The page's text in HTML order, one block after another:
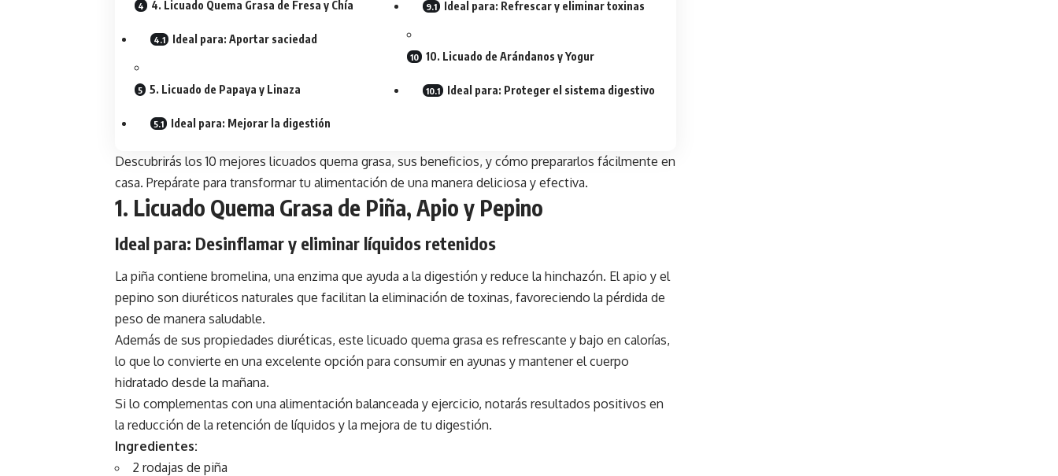
4. Licuado Quema Grasa de Fresa y Chía
Ideal para: Aportar saciedad
5. Licuado de Papaya y Linaza
Ideal para: Mejorar la digestión
Ideal para: Refrescar y eliminar toxinas
10. Licuado de Arándanos y Yogur
Ideal para: Proteger el sistema digestivo
Descubrirás los 10 mejores licuados quema grasa, sus beneficios, y cómo prepararlos fácilmente en
casa. Prepárate para transformar tu alimentación de una manera deliciosa y efectiva.
1. Licuado Quema Grasa de Piña, Apio y Pepino
Ideal para: Desinflamar y eliminar líquidos retenidos
La piña contiene bromelina, una enzima que ayuda a la digestión y reduce la hinchazón. El apio y el
pepino son diuréticos naturales que facilitan la eliminación de toxinas, favoreciendo la pérdida de
peso de manera saludable.
Además de sus propiedades diuréticas, este licuado quema grasa es refrescante y bajo en calorías,
lo que lo convierte en una excelente opción para consumir en ayunas y mantener el cuerpo
hidratado desde la mañana.
Si lo complementas con una alimentación balanceada y ejercicio, notarás resultados positivos en
la reducción de la retención de líquidos y la mejora de tu digestión.
Ingredientes:
2 rodajas de piña